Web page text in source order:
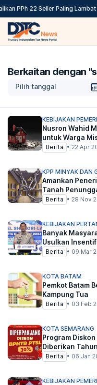
PPh 22 Seller Paling Lambat
Berkaitan dengan "
Pilih tanggal
KEBIJAKAN
Nusron Wahid
untuk Warga
Berita • 22 Apr
KPP MINYAK DAN
Amankan
Tanah
Berita • 28 Nov
KEBIJAKAN
Banyak
Usulkan
Berita • 09 Mar
KOTA BATAM
Pemkot Batam
Kampung Tua
Berita • 03 Feb
KOTA SEMARANG
Program Diskon
Diberikan
Berita • 06 Jan
KEBIJAKAN